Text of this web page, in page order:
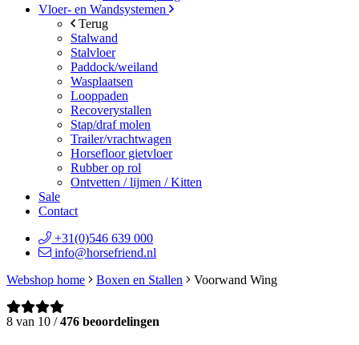
Vloer- en Wandsystemen
Terug
Stalwand
Stalvloer
Paddock/weiland
Wasplaatsen
Looppaden
Recoverystallen
Stap/draf molen
Trailer/vrachtwagen
Horsefloor gietvloer
Rubber op rol
Ontvetten / lijmen / Kitten
Sale
Contact
+31(0)546 639 000
info@horsefriend.nl
Webshop home
Boxen en Stallen Voorwand Wing
8 van 10 /476 beoordelingen